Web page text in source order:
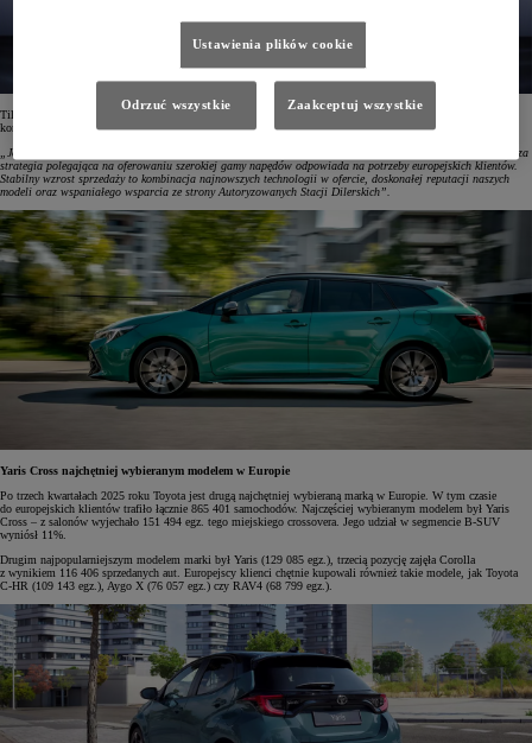
Till Conrad, wiceprezydent ds. sprzedaży w Toyota Motor Europe, mówiąc o wynikach sprzedażowych
koncernu w Europie, podkreślił:
„Jesteśmy zadowoleni z wyników sprzedaży na tym bardzo konkurencyjnym rynku. Potwierdzają one, że nasza
strategia polegająca na oferowaniu szerokiej gamy napędów odpowiada na potrzeby europejskich klientów.
Stabilny wzrost sprzedaży to kombinacja najnowszych technologii w ofercie, doskonałej reputacji naszych
modeli oraz wspaniałego wsparcia ze strony Autoryzowanych Stacji Dilerskich”.
Yaris Cross najchętniej wybieranym modelem w Europie
Po trzech kwartałach 2025 roku Toyota jest drugą najchętniej wybieraną marką w Europie. W tym czasie
do europejskich klientów trafiło łącznie 865 401 samochodów. Najczęściej wybieranym modelem był Yaris
Cross – z salonów wyjechało 151 494 egz. tego miejskiego crossovera. Jego udział w segmencie B-SUV
wyniósł 11%.
Drugim najpopularniejszym modelem marki był Yaris (129 085 egz.), trzecią pozycję zajęła Corolla
z wynikiem 116 406 sprzedanych aut. Europejscy klienci chętnie kupowali również takie modele, jak Toyota
C-HR (109 143 egz.), Aygo X (76 057 egz.) czy RAV4 (68 799 egz.).
Ustawienia plików cookie
Odrzuć wszystkie Zaakceptuj wszystkie